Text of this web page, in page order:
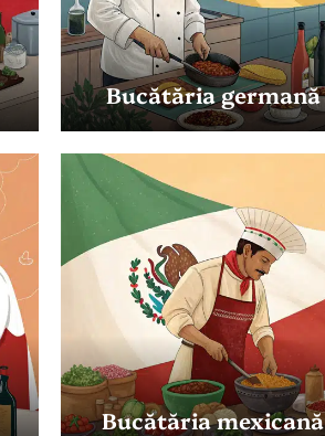
Bucătăria germană
Bucătăria mexicană